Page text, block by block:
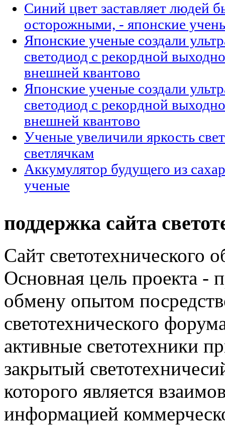
Синий цвет заставляет людей
осторожными, - японские
Японские ученые создали
светодиод с рекордной
внешней квантово
Японские ученые создали
светодиод с рекордной
внешней квантово
Ученые увеличили яркость
светлячкам
Аккумулятор будущего из
ученые
поддержка сайта
Сайт светотехнического
Основная цель проекта -
обмену опытом
светотехнического
активные светотехники
закрытый
которого является
информацией